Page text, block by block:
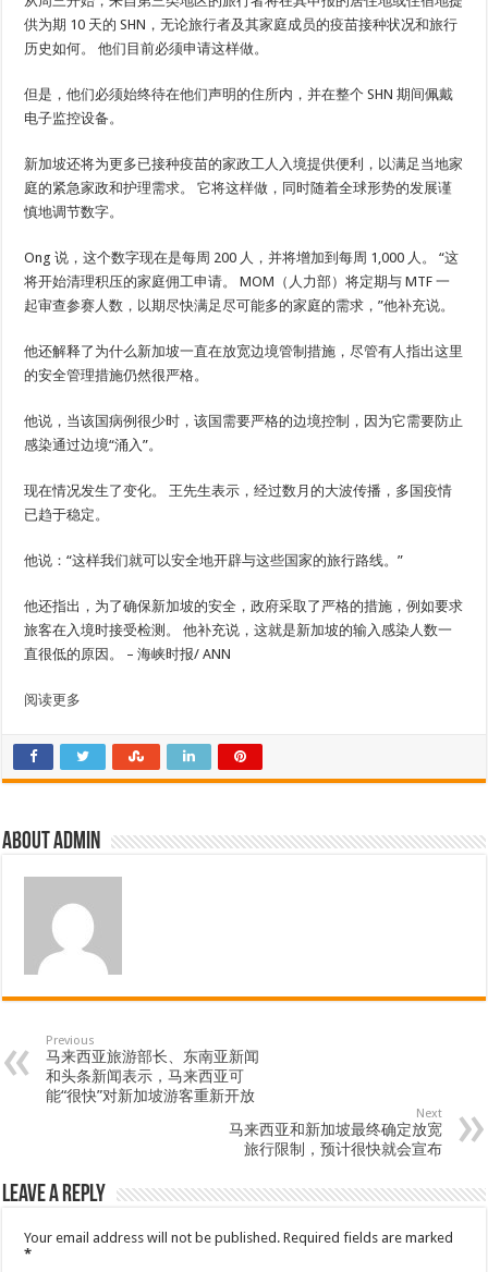
供为期 10 天的 SHN，无论旅行者及其家庭成员的疫苗接种状况和旅行
历史如何。 他们目前必须申请这样做。
但是，他们必须始终待在他们声明的住所内，并在整个 SHN 期间佩戴
电子监控设备。
新加坡还将为更多已接种疫苗的家政工人入境提供便利，以满足当地家
庭的紧急家政和护理需求。 它将这样做，同时随着全球形势的发展谨
慎地调节数字。
Ong 说，这个数字现在是每周 200 人，并将增加到每周 1,000 人。 “这
将开始清理积压的家庭佣工申请。 MOM（人力部）将定期与 MTF 一
起审查参赛人数，以期尽快满足尽可能多的家庭的需求，”他补充说。
他还解释了为什么新加坡一直在放宽边境管制措施，尽管有人指出这里
的安全管理措施仍然很严格。
他说，当该国病例很少时，该国需要严格的边境控制，因为它需要防止
感染通过边境“涌入”。
现在情况发生了变化。 王先生表示，经过数月的大波传播，多国疫情
已趋于稳定。
他说：“这样我们就可以安全地开辟与这些国家的旅行路线。”
他还指出，为了确保新加坡的安全，政府采取了严格的措施，例如要求
旅客在入境时接受检测。 他补充说，这就是新加坡的输入感染人数一
直很低的原因。 – 海峡时报/ ANN
阅读更多
About admin
Previous
马来西亚旅游部长、东南亚新闻
和头条新闻表示，马来西亚可
能“很快”对新加坡游客重新开放
Next
马来西亚和新加坡最终确定放宽
旅行限制，预计很快就会宣布
Leave a Reply
Your email address will not be published. Required fields are marked
*